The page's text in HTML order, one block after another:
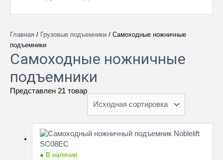
Главная / Грузовые подъемники / Самоходные ножничные
подъемники
Самоходные ножничные
подъемники
Представлен 21 товар
● В наличии